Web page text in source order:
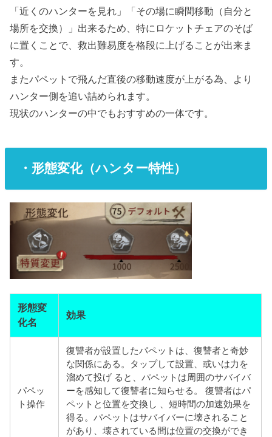
「近くのハンターを見れ」「その場に瞬間移動（自分と
場所を交換）」出来るため、特にロケットチェアのそば
に置くことで、救出難易度を格段に上げることが出来ま
す。
またパペットで飛んだ直後の移動速度が上がる為、より
ハンター側を追い詰められます。
現状のハンターの中でもおすすめの一体です。
・形態変化（ハンター特性）
形態変
化名
効果
パペッ
ト操作
復讐者が設置したパペットは、復讐者と奇妙
な関係にある。タップして設置、或いは力を
溜めて投げ ると、パペットは周囲のサバイバ
ーを感知して復讐者に知らせる。 復讐者はパ
ペットと位置を交換し 、短時間の加速効果を
得る。パペットはサバイバーに壊されること
があり、壊されている間は位置の交換ができ